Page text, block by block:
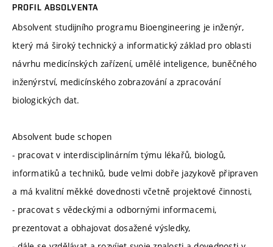
PROFIL ABSOLVENTA
Absolvent studijního programu Bioengineering je inženýr,
který má široký technický a informatický základ pro oblasti
návrhu medicínských zařízení, umělé inteligence, buněčného
inženýrství, medicínského zobrazování a zpracování
biologických dat.
Absolvent bude schopen
- pracovat v interdisciplinárním týmu lékařů, biologů,
informatiků a techniků, bude velmi dobře jazykově připraven
a má kvalitní měkké dovednosti včetně projektové činnosti,
- pracovat s vědeckými a odbornými informacemi,
prezentovat a obhajovat dosažené výsledky,